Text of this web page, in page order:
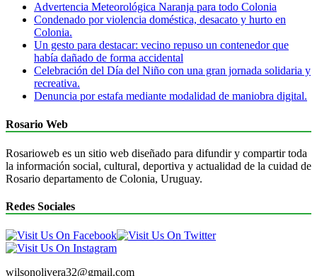
Advertencia Meteorológica Naranja para todo Colonia
Condenado por violencia doméstica, desacato y hurto en
Colonia.
Un gesto para destacar: vecino repuso un contenedor que
había dañado de forma accidental
Celebración del Día del Niño con una gran jornada solidaria y
recreativa.
Denuncia por estafa mediante modalidad de maniobra digital.
Rosario Web
Rosarioweb es un sitio web diseñado para difundir y compartir toda
la información social, cultural, deportiva y actualidad de la cuidad de
Rosario departamento de Colonia, Uruguay.
Redes Sociales
wilsonolivera32@gmail.com